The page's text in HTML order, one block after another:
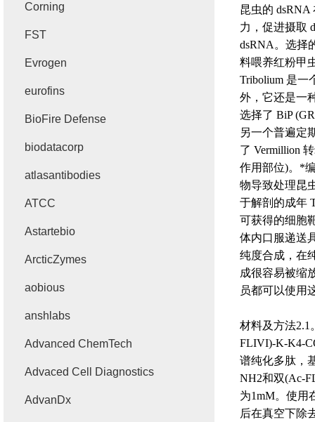
昆虫的 dsRNA
力，促进摄取
dsRNA 。选择
料喂养红粉甲
Tribolium 是一
外，它还是一
选择了 BiP
另一个普遍定
了 Vermillion
作用部位)。*
物导致处理昆
于解剖的成年
可获得的细胞
体内口服递送
纯度合成，在
成很容易被缩
员都可以使用
材料及方法2.1
FLIVI)-K-K4-
谱纯化多肽，
NH2和双(Ac-
为1mM。使用
后在真空下除
Corning
FST
Evrogen
eurofins
BioFire Defense
biodatacorp
atlasantibodies
ATCC
Astartebio
ArcticZymes
aobious
anshlabs
Advanced ChemTech
Advaced Cell Diagnostics
AdvanDx